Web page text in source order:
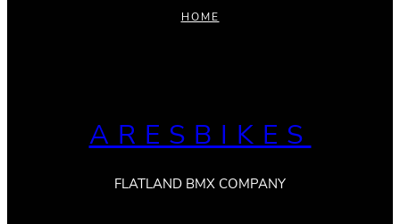
HOME
ARESBIKES
FLATLAND BMX COMPANY